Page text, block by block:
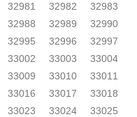
32981 32982
32983
32988 32989
32990
32995 32996
32997
33002 33003
33004
33009 33010
33011
33016 33017
33018
33023 33024
33025